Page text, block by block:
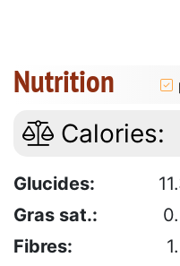
Nutrition
Calories:
Glucides:
Gras sat.:
Fibres: